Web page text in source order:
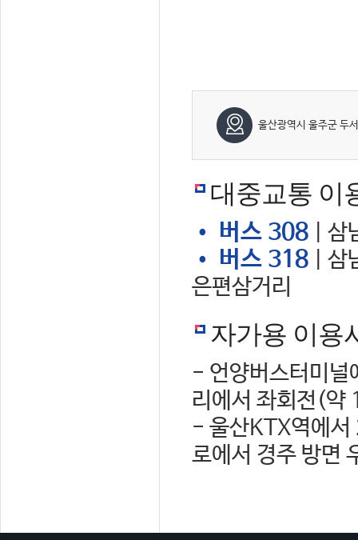
울산광역시 울주군 두
대중교통 이
• 버스 308 | 삼
• 버스 318 | 삼
은편삼거리
자가용 이용
- 언양버스터미널
리에서 좌회전(약
- 울산KTX역에서
로에서 경주 방면